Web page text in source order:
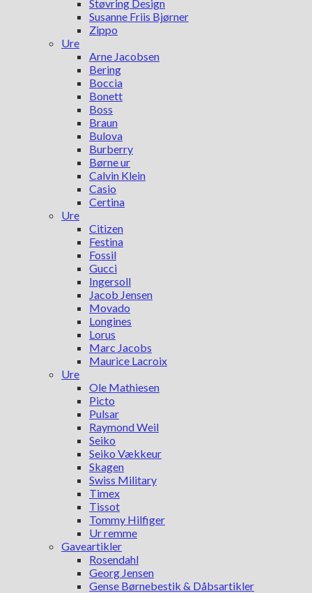
Støvring Design
Susanne Friis Bjørner
Zippo
Ure
Arne Jacobsen
Bering
Boccia
Bonett
Boss
Braun
Bulova
Burberry
Børne ur
Calvin Klein
Casio
Certina
Ure
Citizen
Festina
Fossil
Gucci
Ingersoll
Jacob Jensen
Movado
Longines
Lorus
Marc Jacobs
Maurice Lacroix
Ure
Ole Mathiesen
Picto
Pulsar
Raymond Weil
Seiko
Seiko Vækkeur
Skagen
Swiss Military
Timex
Tissot
Tommy Hilfiger
Ur remme
Gaveartikler
Rosendahl
Georg Jensen
Gense Børnebestik & Dåbsartikler